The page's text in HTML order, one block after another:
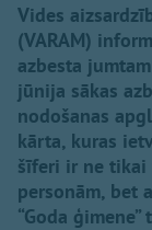
Vides
(VARAM)
azbesta
jūnija sākas
nodošanas
kārta, kuras
šīferi ir ne tikai
personām, bet
“Goda